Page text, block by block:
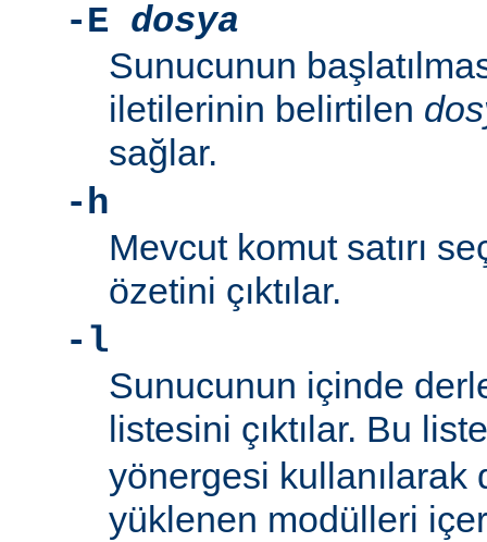
-E dosya
Sunucunun
iletilerinin belirtilen
sağlar.
-h
Mevcut komut satırı
özetini çıktılar.
-l
Sunucunun içinde
listesini çıktılar. Bu
yönergesi kullanılarak
yüklenen modülleri